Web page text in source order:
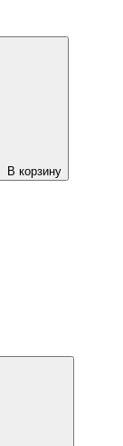
В корзину